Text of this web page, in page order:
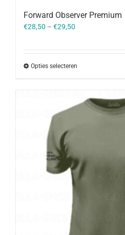
Forward Observer Premium
€28,50 – €29,50
Opties selecteren